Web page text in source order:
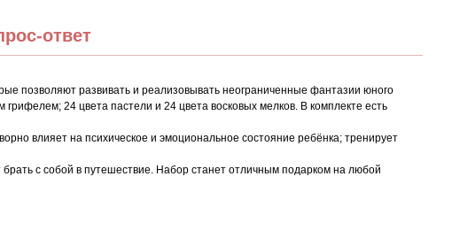
ответ
позволяют развивать и реализовывать неограниченные фантазии юного
24 цвета пастели и 24 цвета восковых мелков. В комплекте есть
влияет на психическое и эмоциональное состояние ребёнка; тренирует
с собой в путешествие. Набор станет отличным подарком на любой